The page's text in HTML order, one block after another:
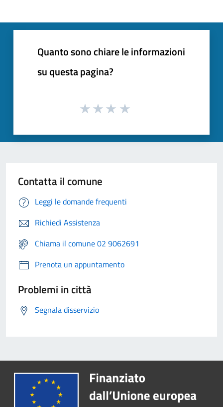
Quanto sono chiare le informazioni
su questa pagina?
Contatta il comune
Leggi le domande frequenti
Richiedi Assistenza
Chiama il comune 02 9062691
Prenota un appuntamento
Problemi in città
Segnala disservizio